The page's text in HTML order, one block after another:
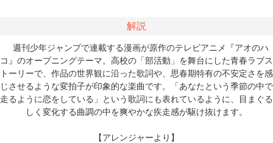
解説
週刊少年ジャンプで連載する漫画が原作のテレビアニメ『アオのハ
コ』のオープニングテーマ。高校の「部活動」を舞台にした青春ラブス
トーリーで、作品の世界観に沿った歌詞や、思春期特有の不安定さを感
じさせるような変拍子が印象的な楽曲です。「あなたという季節の中で
走るように恋をしている」という歌詞にも表れているように、目まぐる
しく変化する曲調の中を爽やかな疾走感が駆け抜けます。
【アレンジャーより】